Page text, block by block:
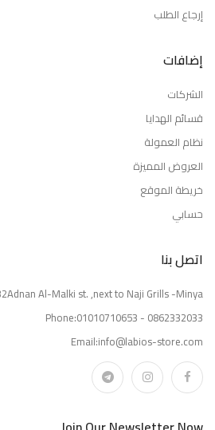
إرجاع الطلب
إضافات
الشركات
قسائم الهدايا
نظام العمولة
العروض المميزة
خريطة الموقع
حسابي
اتصل بنا
Al-Malki st. ,next to Naji Grills -Minya
Phone:01010710653 - 0862332033
Email:info@labios-store.com